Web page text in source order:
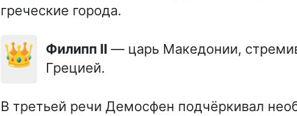
греческие города.
👑 Филипп II — царь Македонии,
Грецией.
В третьей речи Демосфен подчёркивал